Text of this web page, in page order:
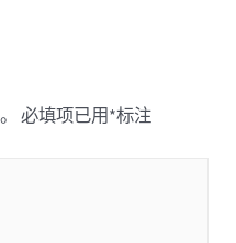
必填项已用*标注